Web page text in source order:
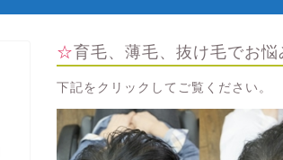
☆育毛、薄毛、抜け毛でお
下記をクリックしてご覧ください。